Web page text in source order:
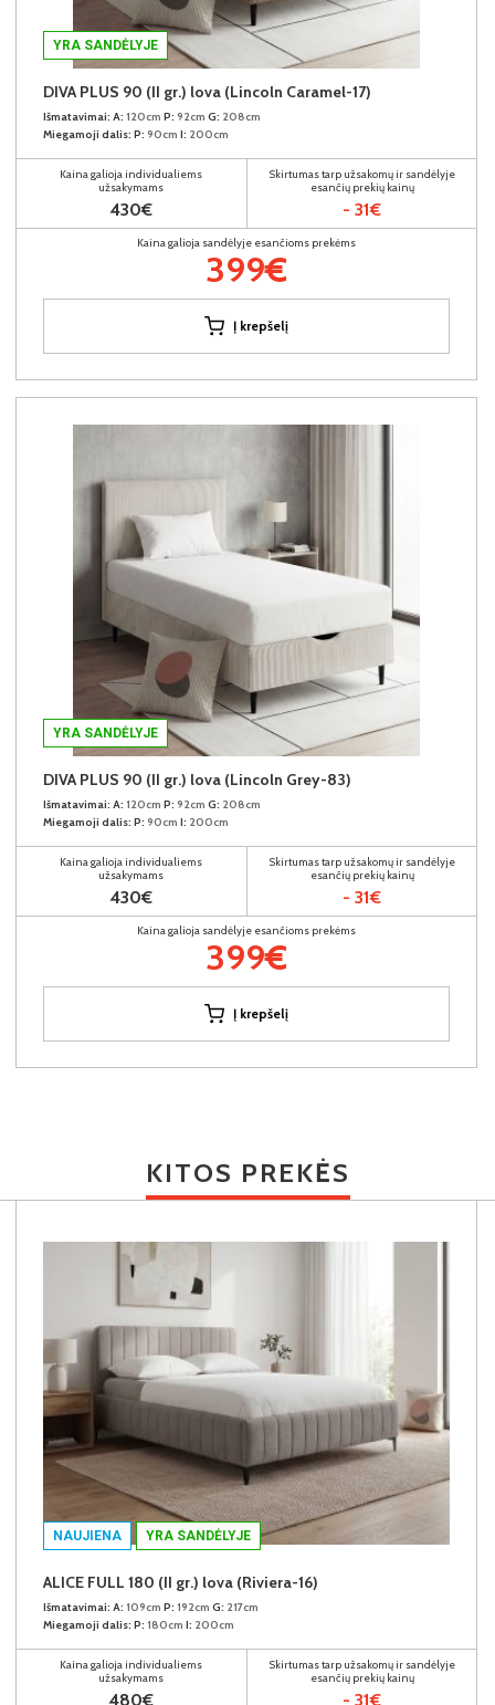
YRA SANDĖLYJE
DIVA PLUS 90 (II gr.) lova (Lincoln Caramel-17)
Išmatavimai: A: 120cm P: 92cm G: 208cm
Miegamoji dalis: P: 90cm I: 200cm
Kaina galioja individualiems
užsakymams
430€
Skirtumas tarp užsakomų ir sandėlyje
esančių prekių kainų
- 31€
Kaina galioja sandėlyje esančioms prekėms
399€
Į krepšelį
YRA SANDĖLYJE
DIVA PLUS 90 (II gr.) lova (Lincoln Grey-83)
Išmatavimai: A: 120cm P: 92cm G: 208cm
Miegamoji dalis: P: 90cm I: 200cm
Kaina galioja individualiems
užsakymams
430€
Skirtumas tarp užsakomų ir sandėlyje
esančių prekių kainų
- 31€
Kaina galioja sandėlyje esančioms prekėms
399€
Į krepšelį
KITOS PREKĖS
NAUJIENA YRA SANDĖLYJE
ALICE FULL 180 (II gr.) lova (Riviera-16)
Išmatavimai: A: 109cm P: 192cm G: 217cm
Miegamoji dalis: P: 180cm I: 200cm
Kaina galioja individualiems
užsakymams
480€
Skirtumas tarp užsakomų ir sandėlyje
esančių prekių kainų
- 31€